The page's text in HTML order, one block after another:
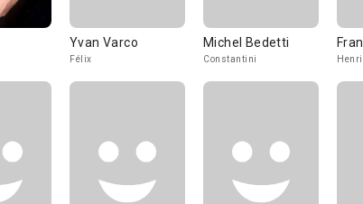
Yvan Varco
Félix
Michel Bedetti
Constantini Henri